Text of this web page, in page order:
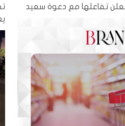
تعلن تفاعلها مع دعوة سعيد